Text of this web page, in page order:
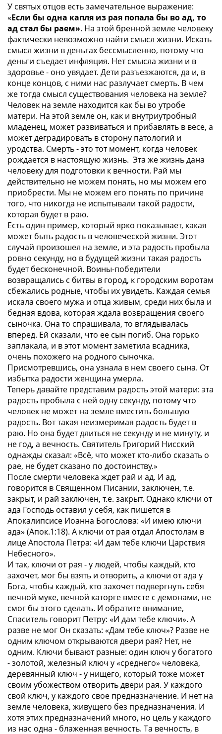
У святых отцов есть замечательное выражение:
«Если бы одна капля из рая попала бы во ад, то
ад стал бы раем». На этой бренной земле человеку
фактически невозможно найти смысл жизни. Искать
смысл жизни в деньгах бессмысленно, потому что
деньги съедает инфляция. Нет смысла жизни и в
здоровье - оно увядает. Дети разъезжаются, да и, в
конце концов, с ними нас разлучает смерть. В чем
же тогда смысл существования человека на земле?
Человек на земле находится как бы во утробе
матери. На этой земле он, как и внутриутробный
младенец, может развиваться и прибавлять в весе, а
может деградировать в сторону патологий и
уродства. Смерть - это тот момент, когда человек
рождается в настоящую жизнь. Эта же жизнь дана
человеку для подготовки к вечности. Рай мы
действительно не можем понять, но мы можем его
приобрести. Мы не можем его понять по причине
того, что никогда не испытывали такой радости,
которая будет в раю.
Есть один пример, который ярко показывает, какая
может быть радость в человеческой жизни. Этот
случай произошел на земле, и эта радость пробыла
ровно секунду, но в будущей жизни такая радость
будет бесконечной. Воины-победители
возвращались с битвы в город, к городским воротам
сбежались родные, чтобы их увидеть. Каждая семья
искала своего мужа и отца живым, среди них была и
бедная вдова, которая ждала возвращения своего
сыночка. Она то спрашивала, то вглядывалась
вперед. Ей сказали, что ее сын погиб. Она горько
заплакала, и в этот момент заметила всадника,
очень похожего на родного сыночка.
Присмотревшись, она узнала в нем своего сына. От
избытка радости женщина умерла.
Теперь давайте представим радость этой матери: эта
радость пробыла с ней одну секунду, потому что
человек не может на земле вместить большую
радость. Вот такая неизмеримая радость будет в
раю. Но она будет длиться не секунду и не минуту, и
не год, а вечность. Святитель Григорий Нисский
однажды сказал: «Всё, что может кто-либо сказать о
рае, не будет сказано по достоинству.»
После смерти человека ждет рай и ад. И ад,
говорится в Священном Писании, заключен, т.е.
закрыт, и рай заключен, т.е. закрыт. Однако ключи от
ада Господь оставил у себя, как пишется в
Апокалипсисе Иоанна Богослова: «И имею ключи
ада» (Апок.1:18). А ключи от рая отдал Апостолам в
лице Апостола Петра: «И дам тебе ключи Царствия
Небесного».
И так, ключи от рая - у людей, чтобы каждый, кто
захочет, мог бы взять и отворить, а ключи от ада у
Бога, чтобы каждый, кто захочет подвергнуть себя
вечной муке, вечной каторге вместе с демонами, не
смог бы этого сделать. И обратите внимание,
Спаситель говорит Петру: «И дам тебе ключи». А
разве не мог Он сказать: «Дам тебе ключ»? Разве не
одним ключом открываются двери рая? Нет, не
одним. Ключи бывают разные: один ключ у богатого
- золотой, железный ключ у «среднего» человека,
деревянный ключ - у нищего, который тоже может
своим убожеством отворить двери рая. У каждого
свой ключ, у каждого свое предназначение. И нет на
земле человека, живущего без предназначения. И
хотя этих предназначений много, но цель у каждого
из нас одна - блаженная вечность. Та вечность, в